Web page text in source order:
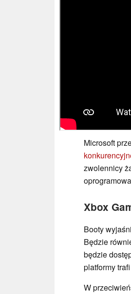
Microsoft
zwolennicy
Xbox
Booty
Będzie
będzie
platformy
W